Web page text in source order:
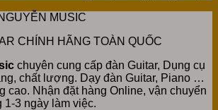
MUSIC
CHÍNH HÃNG TOÀN QUỐC
chuyên cung cấp đàn Guitar, Dụng cụ
chất lượng. Dạy đàn Guitar, Piano …
cao. Nhận đặt hàng Online, vận chuyển
1-3 ngày làm việc.